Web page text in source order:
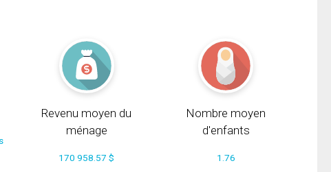
Revenu moyen du
ménage
170 958.57 $
Nombre moyen
d'enfants
1.76